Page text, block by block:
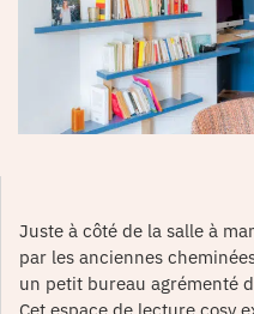
Juste à côté de la salle à
par les anciennes
un petit bureau agrémenté
Cet espace de lecture cosy